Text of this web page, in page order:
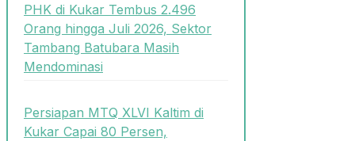
PHK di Kukar Tembus 2.496
Orang hingga Juli 2026, Sektor
Tambang Batubara Masih
Mendominasi
Persiapan MTQ XLVI Kaltim di
Kukar Capai 80 Persen,